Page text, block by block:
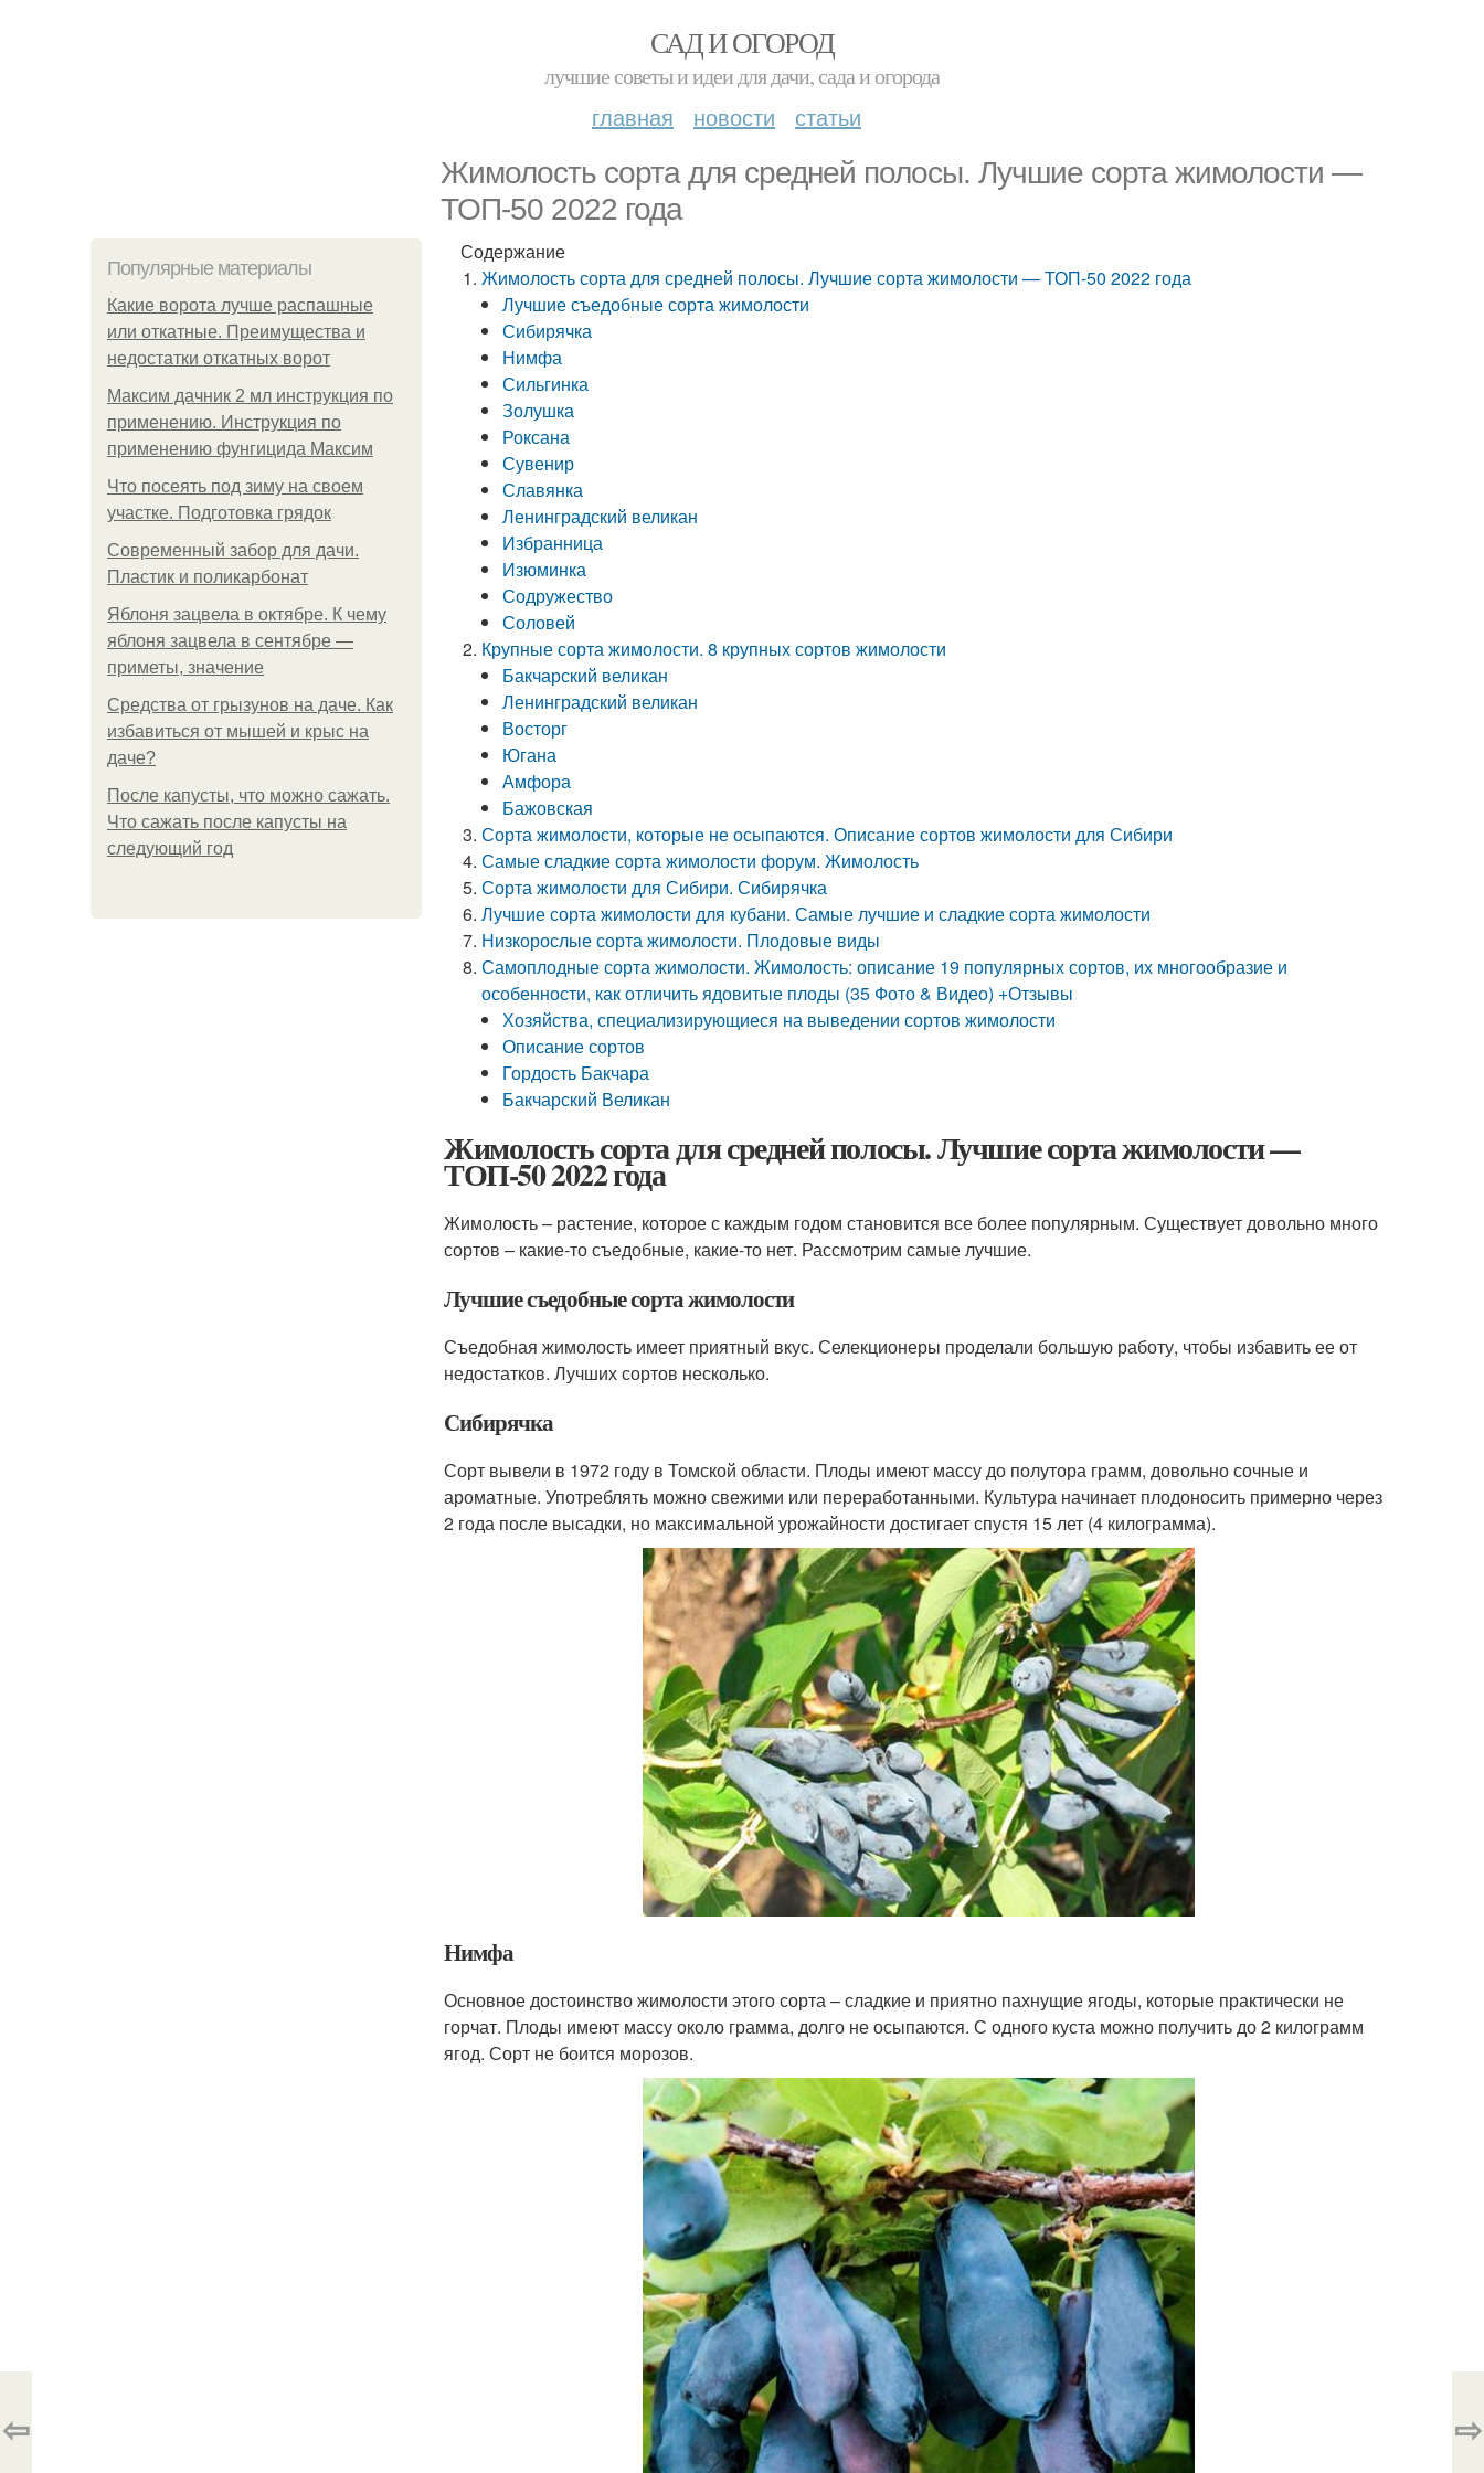
САД И ОГОРОД
лучшие советы и идеи для дачи, сада и огорода
главная новости статьи
Жимолость сорта для средней полосы. Лучшие сорта жимолости —
ТОП-50 2022 года
Популярные материалы
Какие ворота лучше распашные
или откатные. Преимущества и
недостатки откатных ворот
Максим дачник 2 мл инструкция по
применению. Инструкция по
применению фунгицида Максим
Что посеять под зиму на своем
участке. Подготовка грядок
Современный забор для дачи.
Пластик и поликарбонат
Яблоня зацвела в октябре. К чему
яблоня зацвела в сентябре —
приметы, значение
Средства от грызунов на даче. Как
избавиться от мышей и крыс на
даче?
После капусты, что можно сажать.
Что сажать после капусты на
следующий год
Содержание
Жимолость сорта для средней полосы. Лучшие сорта жимолости — ТОП-50 2022 года
Лучшие съедобные сорта жимолости
Сибирячка
Нимфа
Сильгинка
Золушка
Роксана
Сувенир
Славянка
Ленинградский великан
Избранница
Изюминка
Содружество
Соловей
Крупные сорта жимолости. 8 крупных сортов жимолости
Бакчарский великан
Ленинградский великан
Восторг
Югана
Амфора
Бажовская
Сорта жимолости, которые не осыпаются. Описание сортов жимолости для Сибири
Самые сладкие сорта жимолости форум. Жимолость
Сорта жимолости для Сибири. Сибирячка
Лучшие сорта жимолости для кубани. Самые лучшие и сладкие сорта жимолости
Низкорослые сорта жимолости. Плодовые виды
Самоплодные сорта жимолости. Жимолость: описание 19 популярных сортов, их многообразие и
особенности, как отличить ядовитые плоды (35 Фото & Видео) +Отзывы
Хозяйства, специализирующиеся на выведении сортов жимолости
Описание сортов
Гордость Бакчара
Бакчарский Великан
Жимолость сорта для средней полосы. Лучшие сорта жимолости —
ТОП-50 2022 года
Жимолость – растение, которое с каждым годом становится все более популярным. Существует довольно много
сортов – какие-то съедобные, какие-то нет. Рассмотрим самые лучшие.
Лучшие съедобные сорта жимолости
Съедобная жимолость имеет приятный вкус. Селекционеры проделали большую работу, чтобы избавить ее от
недостатков. Лучших сортов несколько.
Сибирячка
Сорт вывели в 1972 году в Томской области. Плоды имеют массу до полутора грамм, довольно сочные и
ароматные. Употреблять можно свежими или переработанными. Культура начинает плодоносить примерно через
2 года после высадки, но максимальной урожайности достигает спустя 15 лет (4 килограмма).
Нимфа
Основное достоинство жимолости этого сорта – сладкие и приятно пахнущие ягоды, которые практически не
горчат. Плоды имеют массу около грамма, долго не осыпаются. С одного куста можно получить до 2 килограмм
ягод. Сорт не боится морозов.
⇦ ⇨